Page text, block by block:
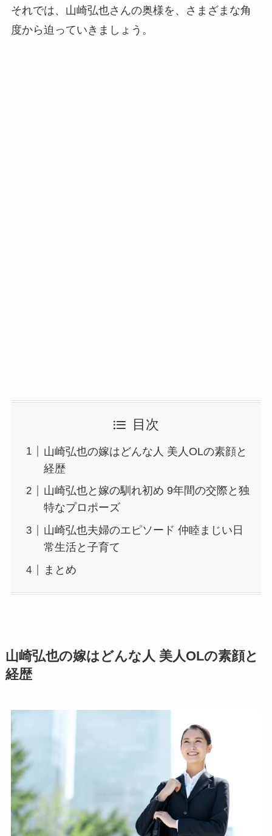
それでは、山崎弘也さんの奥様を、さまざまな角
度から迫っていきましょう。
目次
山崎弘也の嫁はどんな人 美人OLの素顔と
経歴
山崎弘也と嫁の馴れ初め 9年間の交際と独
特なプロポーズ
山崎弘也夫婦のエピソード 仲睦まじい日
常生活と子育て
まとめ
山崎弘也の嫁はどんな人 美人OLの素顔と
経歴